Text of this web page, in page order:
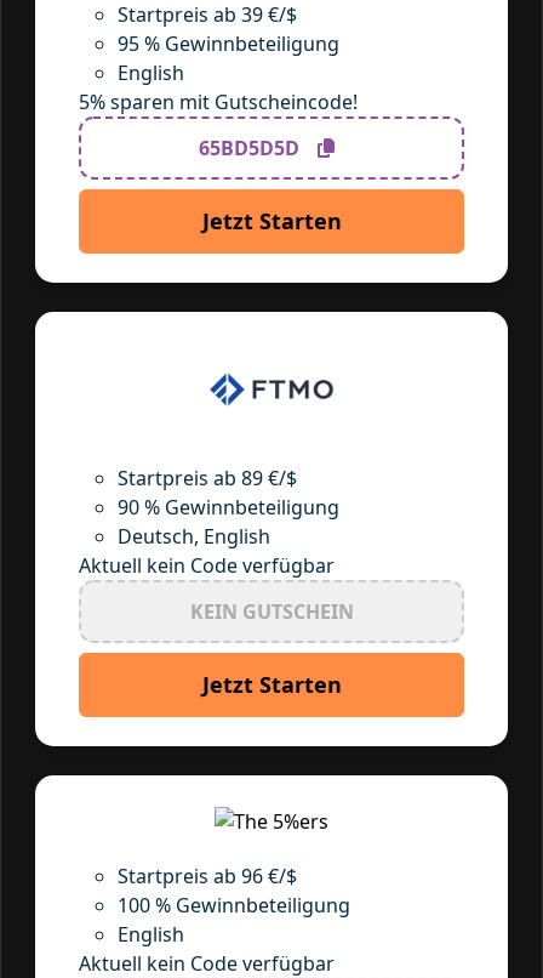
Startpreis ab 39 €/$
95 % Gewinnbeteiligung
English
5% sparen mit Gutscheincode!
65BD5D5D
Jetzt Starten
Startpreis ab 89 €/$
90 % Gewinnbeteiligung
Deutsch, English
Aktuell kein Code verfügbar
KEIN GUTSCHEIN
Jetzt Starten
Startpreis ab 96 €/$
100 % Gewinnbeteiligung
English
Aktuell kein Code verfügbar